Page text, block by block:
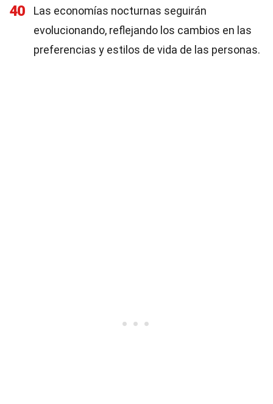
40
Las economías nocturnas seguirán
evolucionando, reflejando los cambios en las
preferencias y estilos de vida de las personas.